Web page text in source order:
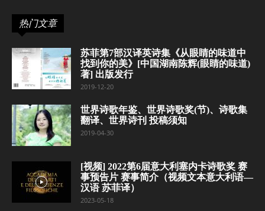
热门文章
苏菲第7部汉译英诗集《从眼睛的味道中
找到你的美》[中国湖南陈辉(眼睛的味道)
著] 出版发行
2019-12-20
世界诗歌年鉴、世界诗歌奖(节)、诗歌集
翻译、世界诗刊 投稿须知
2019-04-30
[视频] 2022第6届意大利塞内卡诗歌奖 赛
事预告片 赛事简介（视频文本意大利语—
汉语 苏菲译）
2023-05-18